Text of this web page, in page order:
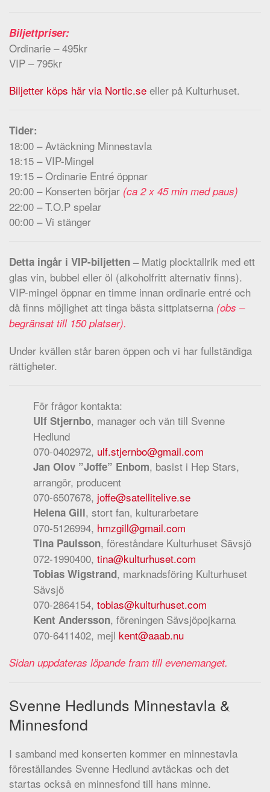
Biljettpriser:
Ordinarie – 495kr
VIP – 795kr
Biljetter köps här via Nortic.se eller på Kulturhuset.
Tider:
18:00 – Avtäckning Minnestavla
18:15 – VIP-Mingel
19:15 – Ordinarie Entré öppnar
20:00 – Konserten börjar (ca 2 x 45 min med paus)
22:00 – T.O.P spelar
00:00 – Vi stänger
Detta ingår i VIP-biljetten –Matig plocktallrik med ett
glas vin, bubbel eller öl (alkoholfritt alternativ finns).
VIP-mingel öppnar en timme innan ordinarie entré och
då finns möjlighet att tinga bästa sittplatserna (obs –
begränsat till 150 platser).
Under kvällen står baren öppen och vi har fullständiga
rättigheter.
För frågor kontakta:
Ulf Stjernbo, manager och vän till Svenne
Hedlund
070-0402972, ulf.stjernbo@gmail.com
Jan Olov ”Joffe” Enbom, basist i Hep Stars,
arrangör, producent
070-6507678, joffe@satellitelive.se
Helena Gill, stort fan, kulturarbetare
070-5126994, hmzgill@gmail.com
Tina Paulsson, föreståndare Kulturhuset Sävsjö
072-1990400, tina@kulturhuset.com
Tobias Wigstrand, marknadsföring Kulturhuset
Sävsjö
070-2864154, tobias@kulturhuset.com
Kent Andersson, föreningen Sävsjöpojkarna
070-6411402, mejl kent@aaab.nu
Sidan uppdateras löpande fram till evenemanget.
Svenne Hedlunds Minnestavla &
Minnesfond
I samband med konserten kommer en minnestavla
föreställandes Svenne Hedlund avtäckas och det
startas också en minnesfond till hans minne.